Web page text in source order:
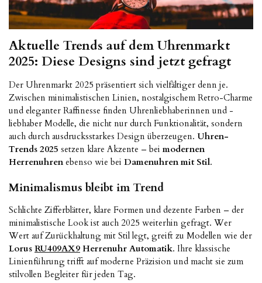
Aktuelle Trends auf dem Uhrenmarkt
2025: Diese Designs sind jetzt gefragt
Der Uhrenmarkt 2025 präsentiert sich vielfältiger denn je.
Zwischen minimalistischen Linien, nostalgischem Retro-Charme
und eleganter Raffinesse finden Uhrenliebhaberinnen und -
liebhaber Modelle, die nicht nur durch Funktionalität, sondern
auch durch ausdrucksstarkes Design überzeugen. Uhren-
Trends 2025 setzen klare Akzente – bei modernen
Herrenuhrenebenso wie bei Damenuhren mit Stil.
Minimalismus bleibt im Trend
Schlichte Zifferblätter, klare Formen und dezente Farben – der
minimalistische Look ist auch 2025 weiterhin gefragt. Wer
Wert auf Zurückhaltung mit Stil legt, greift zu Modellen wie der
Lorus RU409AX9 Herrenuhr Automatik. Ihre klassische
Linienführung trifft auf moderne Präzision und macht sie zum
stilvollen Begleiter für jeden Tag.